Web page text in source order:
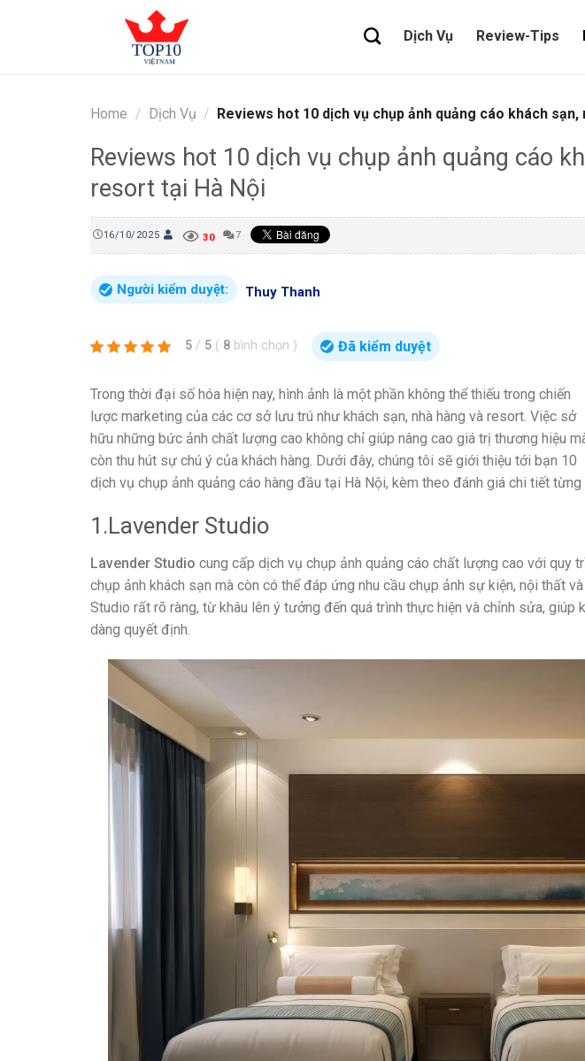
Dịch Vụ Review-Tips
Home / Dịch Vụ / Reviews hot 10 dịch vụ chụp ảnh quảng cáo khách
Reviews hot 10 dịch vụ chụp ảnh quảng cáo
resort tại Hà Nội
16/10/2025 30 7
Người kiểm duyệt: Thuy Thanh
5 / 5 ( 8 bình chọn ) Đã kiểm duyệt
Trong thời đại số hóa hiện nay, hình ảnh là một phần không thể thiếu trong chiến
lược marketing của các cơ sở lưu trú như khách sạn, nhà hàng và resort. Việc sở
hữu những bức ảnh chất lượng cao không chỉ giúp nâng cao giá trị thương hiệu
còn thu hút sự chú ý của khách hàng. Dưới đây, chúng tôi sẽ giới thiệu tới bạn 10
dịch vụ chụp ảnh quảng cáo hàng đầu tại Hà Nội, kèm theo đánh giá chi tiết từng
1.Lavender Studio
Lavender Studio cung cấp dịch vụ chụp ảnh quảng cáo chất lượng cao với quy
chụp ảnh khách sạn mà còn có thể đáp ứng nhu cầu chụp ảnh sự kiện, nội thất
Studio rất rõ ràng, từ khâu lên ý tưởng đến quá trình thực hiện và chỉnh sửa, giúp
dàng quyết định.